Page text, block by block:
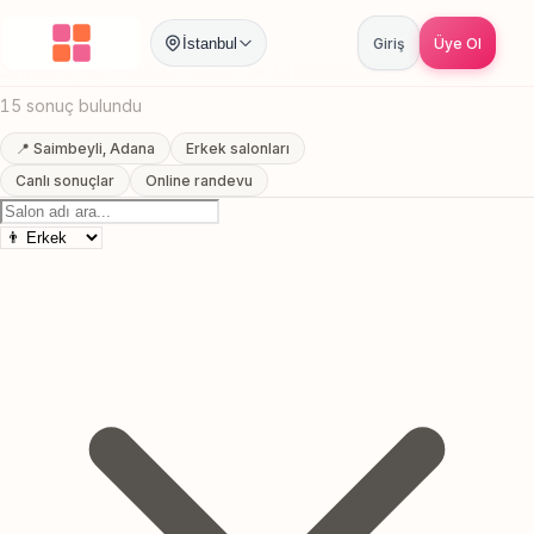
İstanbul Giriş Üye Ol
Anasayfa / Adana Saimbeyli Sakal Sekillendirme
Saimbeyli, Adana Sakal Sekillendirme
15 sonuç bulundu
📍 Saimbeyli, Adana
Erkek salonları
Canlı sonuçlar
Online randevu